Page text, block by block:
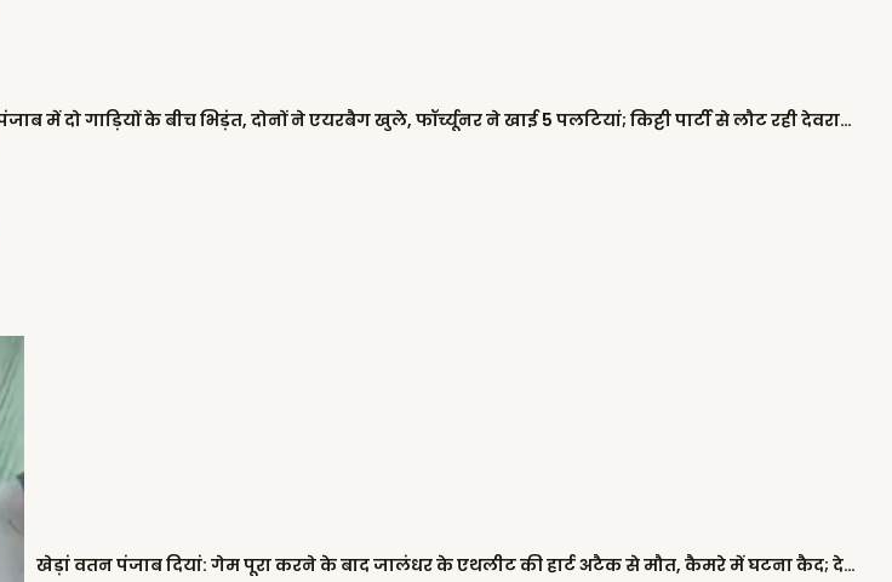
पंजाब में दो गाड़ियों के बीच भिड़ंत, दोनों ने एयरबैग खुले, फॉर्च्यूनर ने खाई 5 पलटियां; किट्टी पार्टी से लौट रही देवरानी-जेठानी घायल
खेड़ां वतन पंजाब दियां: गेम पूरा करने के बाद जालंधर के एथलीट की हार्ट अटैक से मौत, कैमरे में घटना कैद; देखें VIDEO